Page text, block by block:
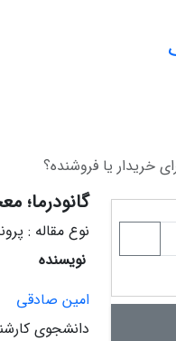
خریدار یا فروشنده؟
گانودرما؛
نوع مقاله :
نویسنده
امین صادقی
دانشجوی